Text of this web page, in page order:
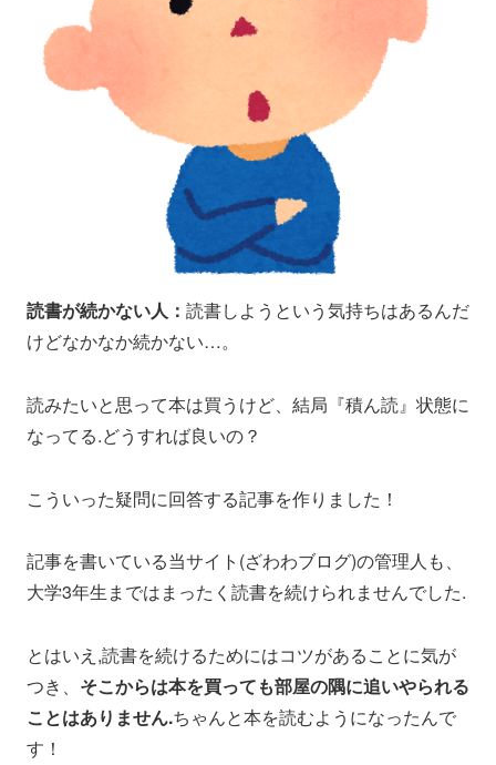
読書が続かない人： 読書しようという気持ちはあるんだ
けどなかなか続かない…。
読みたいと思って本は買うけど、結局『積ん読』状態に
なってる.どうすれば良いの？
こういった疑問に回答する記事を作りました！
記事を書いている当サイト(ざわわブログ)の管理人も、
大学3年生まではまったく読書を続けられませんでした.
とはいえ,読書を続けるためにはコツがあることに気が
つき、 そこからは本を買っても部屋の隅に追いやられる
ことはありません.ちゃんと本を読むようになったんで
す！